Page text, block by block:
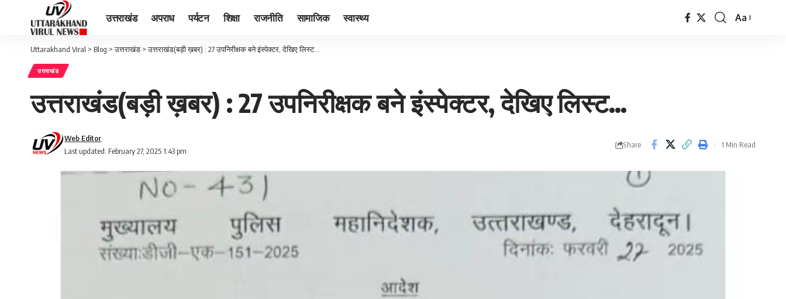
उत्तराखंड अपराध पर्यटन शिक्षा राजनीति सामाजिक स्वास्थ्य
Font
Aa
Uttarakhand Viral > Blog >उत्तराखंड >उत्तराखंड(बड़ी ख़बर) : 27 उपनिरीक्षक बने इंस्पेक्टर, देखिए लिस्ट…
उत्तराखंड
उत्तराखंड(बड़ी ख़बर) : 27 उपनिरीक्षक बने इंस्पेक्टर, देखिए लिस्ट…
Last updated: February 27, 2025 1:43 pm
Web Editor
Share 1 Min Read